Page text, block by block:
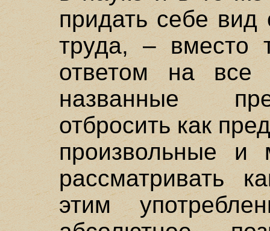
придать себе вид
труда, – вместо
ответом на
названные
отбросить как
произвольные
рассматривать
этим